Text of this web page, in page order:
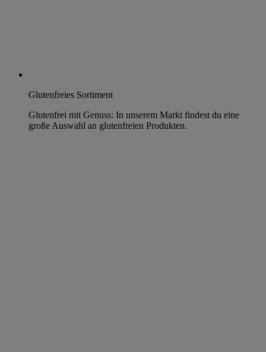
Glutenfreies Sortiment
Glutenfrei mit Genuss: In unserem Markt findest du eine
große Auswahl an glutenfreien Produkten.